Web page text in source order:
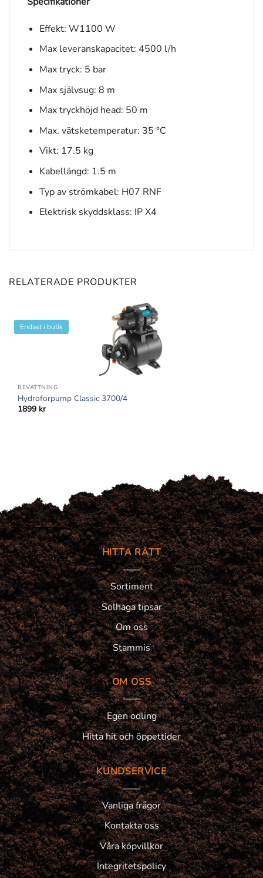
Effekt: W1100 W
Max leveranskapacitet: 4500 l/h
Max tryck: 5 bar
Max självsug: 8 m
Max tryckhöjd head: 50 m
Max. vätsketemperatur: 35 °C
Vikt: 17.5 kg
Kabellängd: 1.5 m
Typ av strömkabel: H07 RNF
Elektrisk skyddsklass: IP X4
RELATERADE PRODUKTER
Endast i butik
BEVATTNING
Hydroforpump Classic 3700/4
1899 kr
HITTA RÄTT
Sortiment
Solhaga tipsar
Om oss
Stammis
OM OSS
Egen odling
Hitta hit och öppettider
KUNDSERVICE
Vanliga frågor
Kontakta oss
Våra köpvillkor
Integritetspolicy